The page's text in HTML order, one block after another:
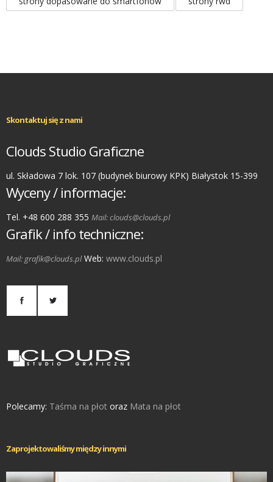
Skontaktuj się z nami
Clouds Studio Graficzne
ul. Składowa 7 lok. 107 (budynek biurowy KPK) Białystok 15-399
Wyceny / informacje:
Tel. +48 600 288 355 Mail: clouds@clouds.pl
Grafik / info techniczne:
Mail: grafik@clouds.plWeb: www.clouds.pl
Polecamy: Taśma na płot oraz Mata na płot
Zaprojektowaliśmy między innymi